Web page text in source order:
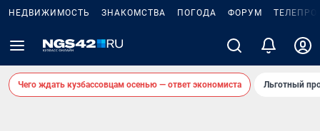
НЕДВИЖИМОСТЬ ЗНАКОМСТВА ПОГОДА ФОРУМ
Чего ждать кузбассовцам осенью — ответ экономиста Льготный